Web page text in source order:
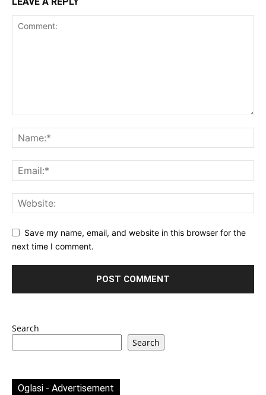
Save my name, email, and website in this browser for the
next time I comment.
Search
Search
Oglasi - Advertisement